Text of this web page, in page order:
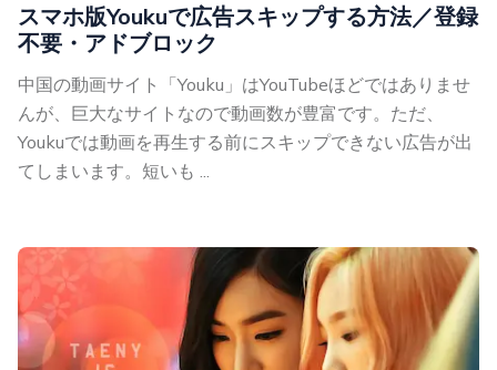
スマホ版Youkuで広告スキップする方法／登録
不要・アドブロック
中国の動画サイト「Youku」はYouTubeほどではありませ
んが、巨大なサイトなので動画数が豊富です。ただ、
Youkuでは動画を再生する前にスキップできない広告が出
てしまいます。短いも ...